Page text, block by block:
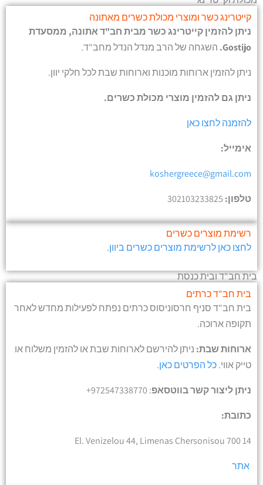
קייטרינג כשר ומוצרי מכולת כשרים מאתונה
ניתן להזמין קייטרינג כשר מבית חב"ד אתונה, ממסעדת
Gostijo. השגחה של הרב מנדל הנדל מחב"ד.
ניתן להזמין ארוחות מוכנות וארוחות שבת לכל חלקי יוון.
ניתן גם להזמין מוצרי מכולת כשרים.
להזמנה לחצו כאן
אימייל:
koshergreece@gmail.com
טלפון:
רשימת מוצרים כשרים
לחצו כאן לרשימת מוצרים כשרים ביוון.
בית חב"ד ובית כנסת
בית חב"ד כרתים
בית חב"ד סניף חרסוניסוס כרתים נפתח לפעילות מחדש לאחר
תקופה ארוכה.
ארוחות שבת: ניתן להירשם לארוחות שבת או להזמין משלוח או
טייק אווי.כל הפרטים כאן.
ניתן ליצור קשר בווטסאפ: ‎+972547338770
כתובת:
El. Venizelou 44, Limenas Chersonisou 700 14
אתר